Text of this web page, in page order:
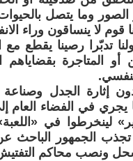
الصور وما يتصل
لا ينساقون وراء
تدبّرا رصينا يقطع مع
أو المتاجرة
دون إثارة الجدل
يجري في الفضاء العام
لينخرطوا في
تجذب الجمهور
ونصب محاكم